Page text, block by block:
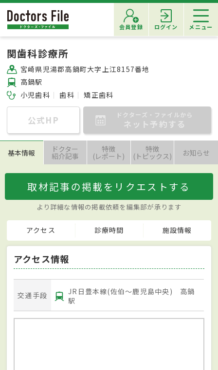
会員登録 ログイン メニュー
関歯科診療所
宮崎県児湯郡高鍋町大字上江8157番地
高鍋駅
小児歯科
歯科 矯正歯科
公式HP ドクターズ・ファイルから
ネット予約する
基本情報 ドクター
紹介記事
特徴
(レポート)
特徴
(トピックス) お知らせ
取材記事の掲載をリクエストする
より詳細な情報の掲載依頼を編集部が承ります
アクセス 診療時間 施設情報
アクセス情報
交通手段
JR日豊本線(佐伯～鹿児島中央) 高鍋
駅